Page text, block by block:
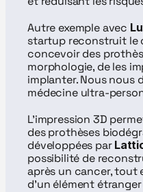
Autre exemple avec
startup reconstruit le
concevoir des
morphologie, de les
implanter. Nous nous
médecine ultra-
L’impression 3D
des prothèses
développées par
possibilité de
après un cancer, tout
d’un élément